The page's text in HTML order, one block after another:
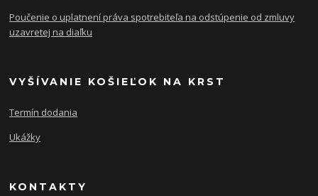
Poučenie o uplatnení práva spotrebiteľa na odstúpenie od zmluvy
uzavretej na diaľku
VYŠÍVANIE KOŠIEĽOK NA KRST
Termín dodania
Ukážky
KONTAKTY